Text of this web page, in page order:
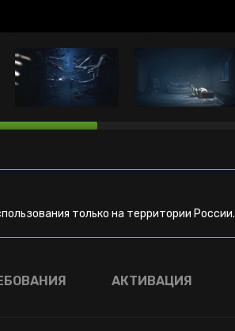
только на территории России.
АКТИВАЦИЯ